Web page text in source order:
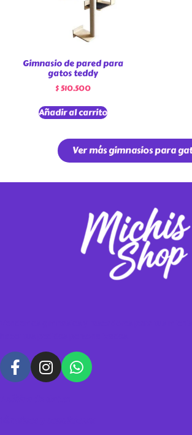
Gimnasio de pared para
gatos teddy
$510.500
Añadir al carrito
Ver más gimnasios para